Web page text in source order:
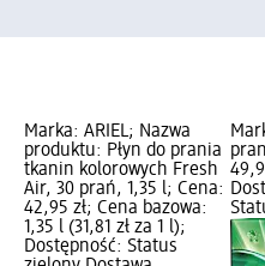
Marka: ARIEL; Nazwa
produktu: Płyn do prania
tkanin kolorowych Fresh
Air, 30 prań, 1,35 l; Cena:
42,95 zł; Cena bazowa:
1,35 l (31,81 zł za 1 l);
Dostępność: Status